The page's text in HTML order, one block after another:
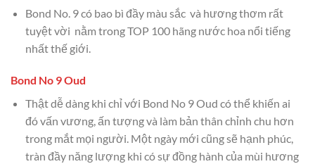
Bond No. 9 có bao bì đầy màu sắc và hương thơm rất
tuyệt vời nằm trong TOP 100 hãng nước hoa nổi tiếng
nhất thế giới.
Bond No 9 Oud
Thật dễ dàng khi chỉ với Bond No 9 Oud có thể khiến ai
đó vấn vương, ấn tượng và làm bản thân chỉnh chu hơn
trong mắt mọi người. Một ngày mới cũng sẽ hạnh phúc,
tràn đầy năng lượng khi có sự đồng hành của mùi hương